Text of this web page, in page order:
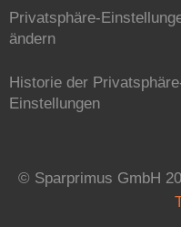
Privatsphäre-
ändern
Historie der
Einstellungen
© Sparprimus GmbH